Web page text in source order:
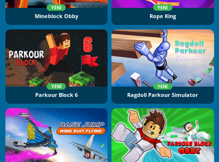
YENI
Mineblock Obby
YENI
Rope King
YENI
Parkour Block 6
YENI
Ragdoll Parkour Simulator